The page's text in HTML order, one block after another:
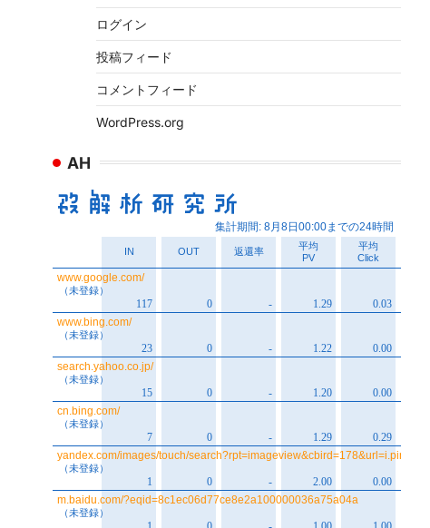
ログイン
投稿フィード
コメントフィード
WordPress.org
AH